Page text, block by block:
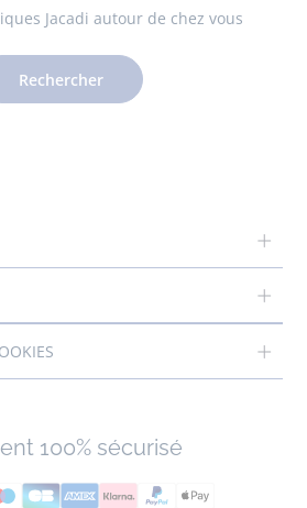
Jacadi autour de chez vous
Rechercher
100% sécurisé